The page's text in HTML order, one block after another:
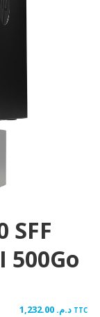
SFF
500Go
د.م. TTC